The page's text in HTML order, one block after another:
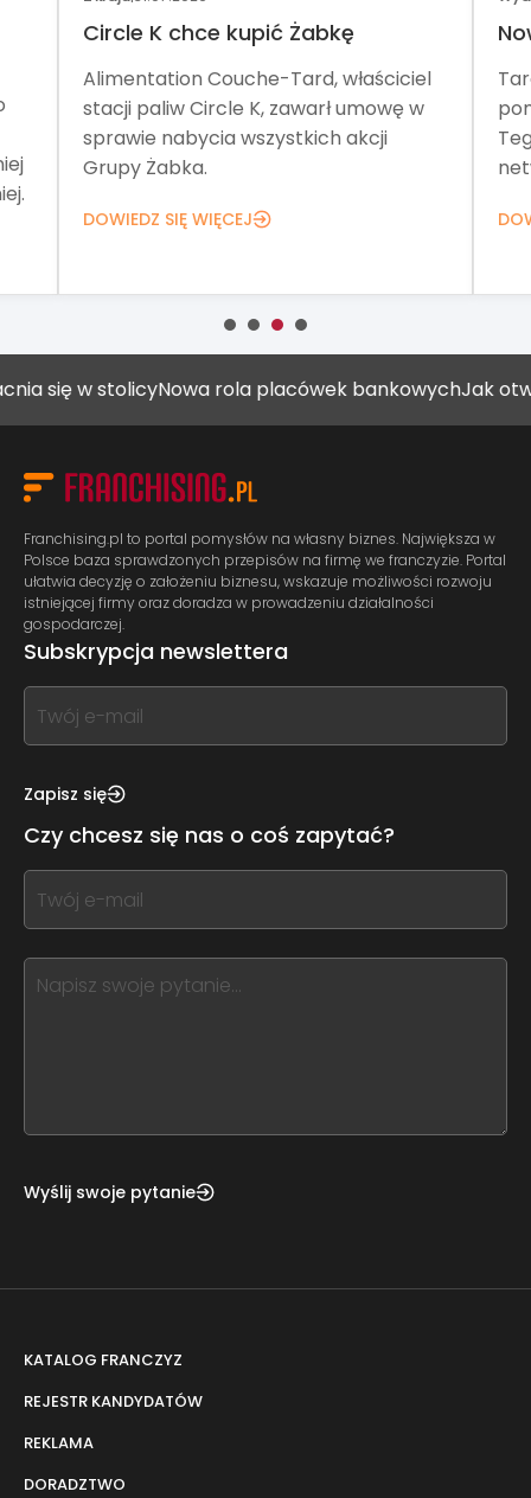
Circle K chce kupić Żabkę
Alimentation Couche-Tard, właściciel
stacji paliw Circle K, zawarł umowę w
sprawie nabycia wszystkich akcji
Grupy Żabka.
DOWIEDZ SIĘ WIĘCEJ
stolicyNowa rola placówek bankowychJak otworzyć
Franchising.pl to portal pomysłów na własny biznes. Największa w
Polsce baza sprawdzonych przepisów na firmę we franczyzie. Portal
ułatwia decyzję o założeniu biznesu, wskazuje możliwości rozwoju
istniejącej firmy oraz doradza w prowadzeniu działalności
gospodarczej.
Subskrypcja newslettera
If
you
this,
this
form
field
blank
Zapisz się
Czy chcesz się nas o coś zapytać?
If
you
this,
leave
Wyślij swoje pytanie
KATALOG FRANCZYZ
REJESTR KANDYDATÓW
REKLAMA
DORADZTWO